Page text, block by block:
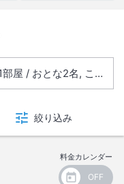
絞り込み
料金カレンダー